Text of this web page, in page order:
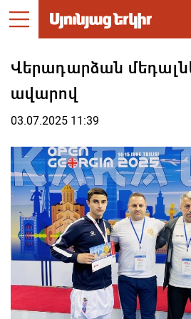
Վերադարձան
ավարով
03.07.2025 11:39